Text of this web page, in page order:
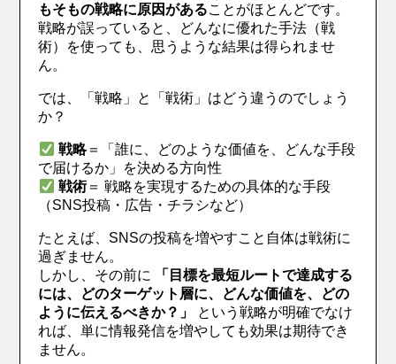
もそもの戦略に原因があることがほとんどです。
戦略が誤っていると、どんなに優れた手法（戦
術）を使っても、思うような結果は得られませ
ん。
では、「戦略」と「戦術」はどう違うのでしょう
か？
戦略＝「誰に、どのような価値を、どんな手段
で届けるか」を決める方向性
戦術＝ 戦略を実現するための具体的な手段
（SNS投稿・広告・チラシなど）
たとえば、SNSの投稿を増やすこと自体は戦術に
過ぎません。
しかし、その前に
「目標を最短ルートで達成する
には、どのターゲット層に、どんな価値を、どの
ように伝えるべきか？」
という戦略が明確でなけ
れば、単に情報発信を増やしても効果は期待でき
ません。